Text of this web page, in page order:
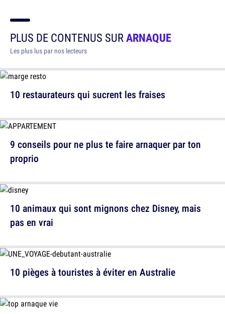
PLUS DE CONTENUS SURARNAQUE
Les plus lus par nos lecteurs
10 restaurateurs qui sucrent les fraises
10 animaux qui sont mignons chez Disney, mais
pas en vrai
9 conseils pour ne plus te faire arnaquer par ton
proprio
10 pièges à touristes à éviter en Australie